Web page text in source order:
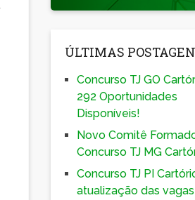
ÚLTIMAS
Concurso TJ GO
292 Oportunidades
Disponíveis!
Novo Comitê
Concurso TJ MG
Concurso TJ PI
atualização das vagas